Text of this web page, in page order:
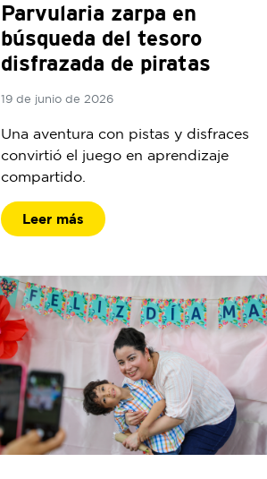
Parvularia zarpa en
búsqueda del tesoro
disfrazada de piratas
19 de junio de 2026
Una aventura con pistas y disfraces
convirtió el juego en aprendizaje
compartido.
Leer más